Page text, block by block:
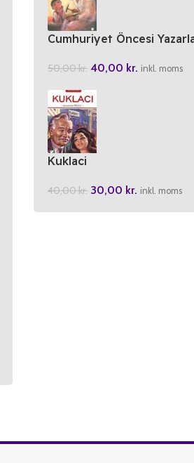
Cumhuriyet Öncesi
50,00kr. 40,00 kr. inkl. moms
Kuklaci
40,00kr. 30,00 kr. inkl. moms